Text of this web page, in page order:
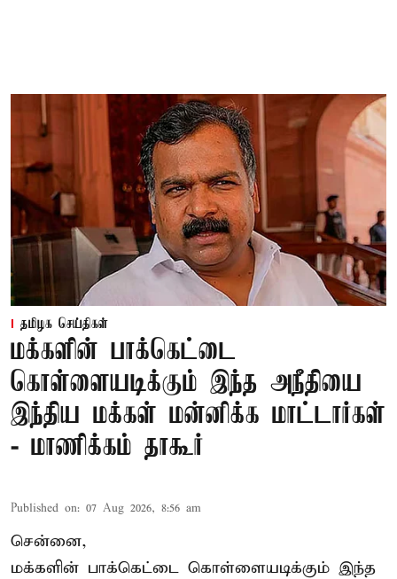
தமிழக செய்திகள்
மக்களின் பாக்கெட்டை
கொள்ளையடிக்கும் இந்த அநீதியை
இந்திய மக்கள் மன்னிக்க மாட்டார்கள்
- மாணிக்கம் தாகூர்
Published on: 07 Aug 2026, 8:56 am
சென்னை,
மக்களின் பாக்கெட்டை கொள்ளையடிக்கும் இந்த